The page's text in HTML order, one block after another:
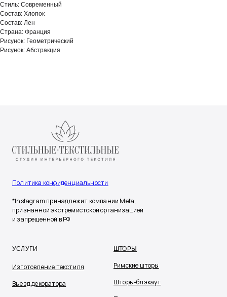
Стиль: Современный
Состав: Хлопок
Состав: Лен
Страна: Франция
Рисунок: Геометрический
Рисунок: Абстракция
Политика конфиденциальности
*Instagram принадлежит компании Meta,
признанной экстремистской организацией
и запрещенной в РФ
УСЛУГИ
Изготовление текстиля
Выезд декоратора
ШТОРЫ
Римские шторы
Шторы-блэкаут